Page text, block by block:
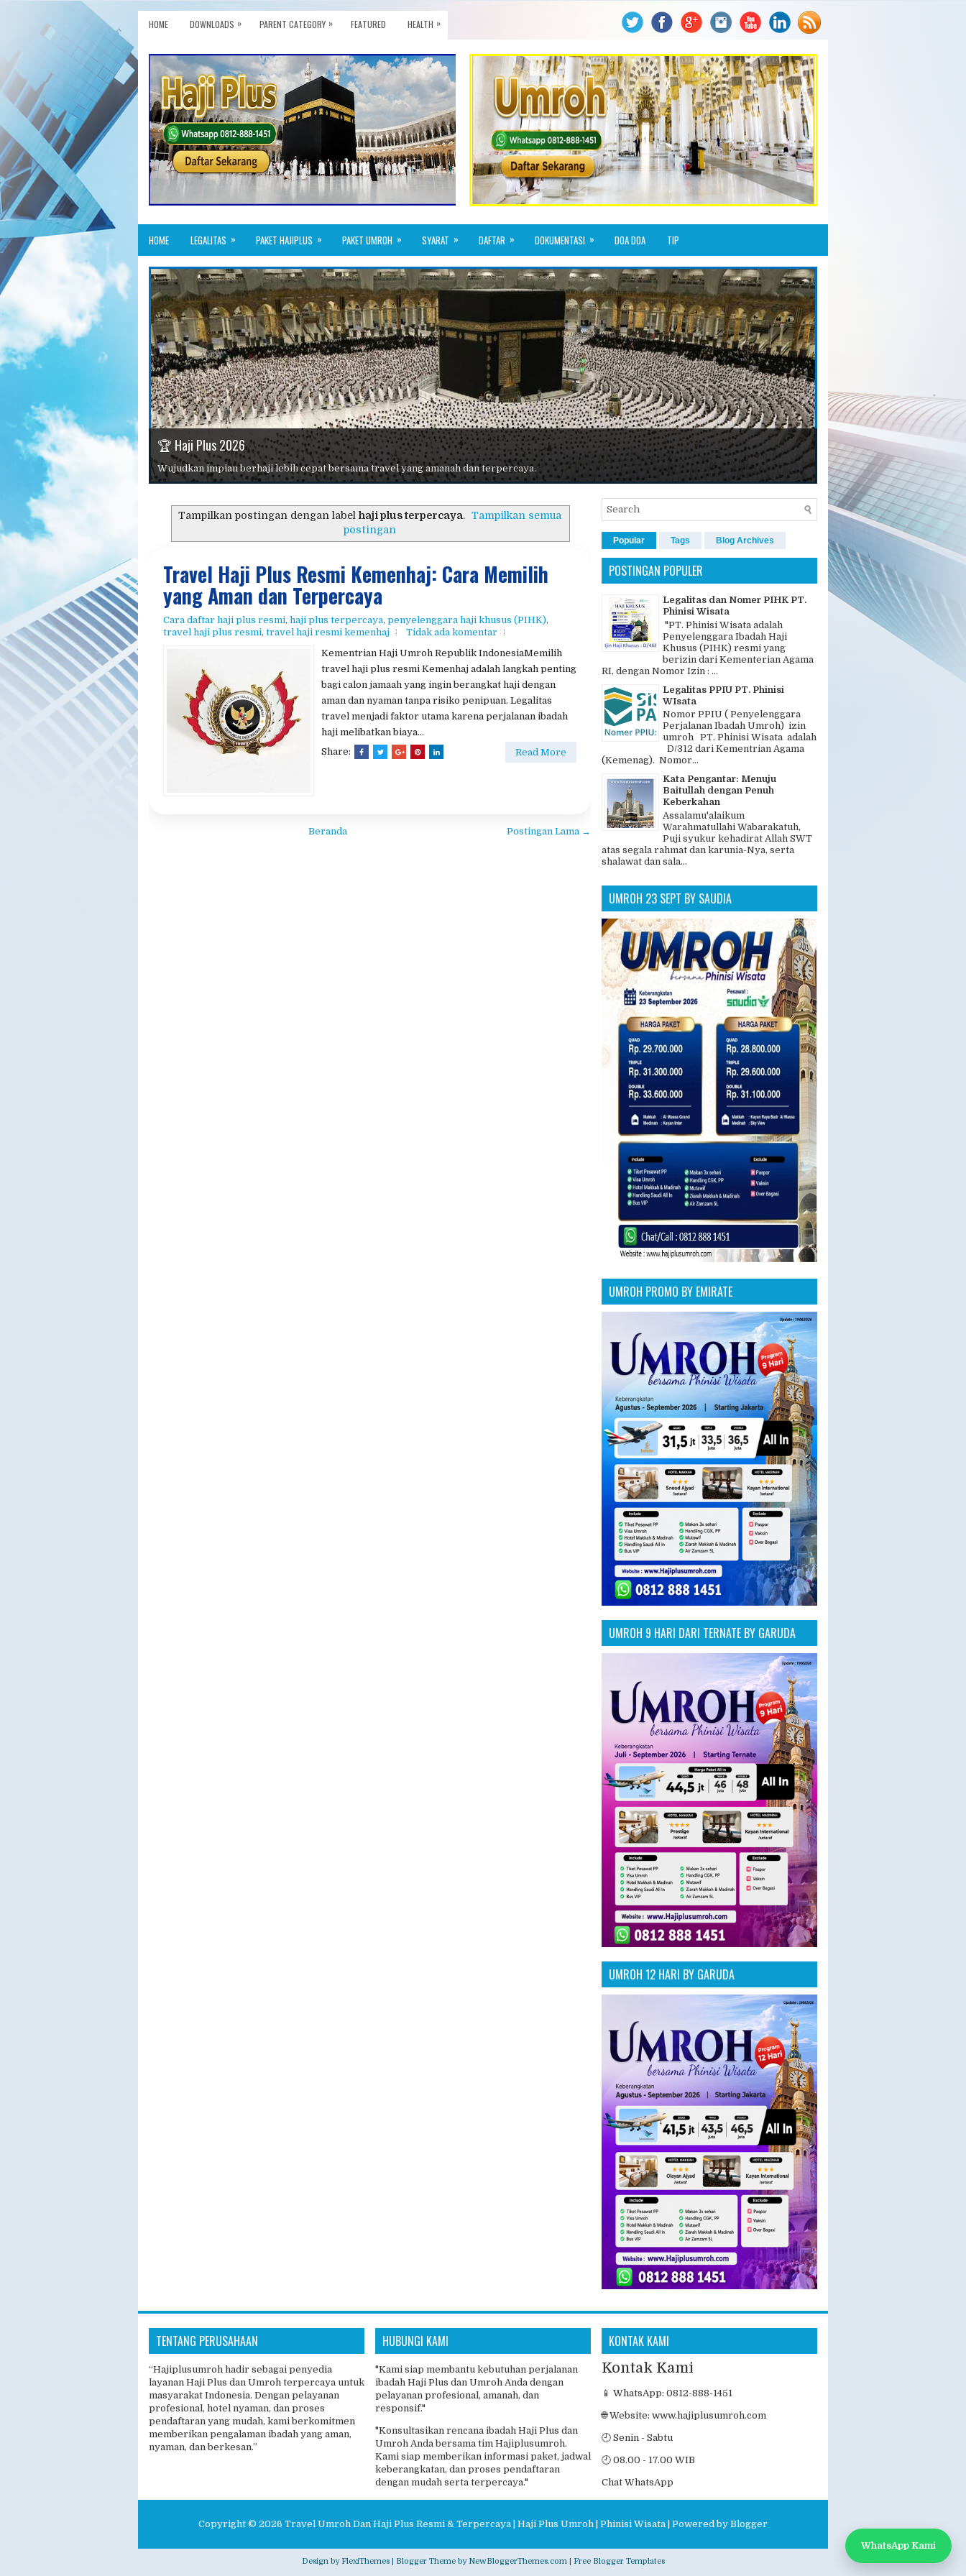
HOME DOWNLOADS » PARENT CATEGORY » FEATURED HEALTH »
HOME LEGALITAS » PAKET HAJIPLUS » PAKET UMROH » SYARAT » DAFTAR » DOKUMENTASI » DOA DOA TIP
🏆 Haji Plus 2026
🕋 Umroh 2026
Pilihan paket lengkap dengan harga terbaik, maskapai premium, hotel nyaman, dan pelayanan maksimal.
⭐ Mengapa Memilih Kami?
📖 Panduan Haji Dan Umroh
📱 Konsultasi Dan Pendaftaran
Tampilkan postingan dengan label haji plus terpercaya
postingan
Travel Haji Plus Resmi Kemenhaj: Cara Memilih
yang Aman dan Terpercaya
Cara daftar haji plus resmi ,haji plus terpercaya,penyelenggara haji khusus (PIHK),
travel haji plus resmi,travel haji resmi kemenhaj
Kementrian Haji Umroh Republik IndonesiaMemilih
travel haji plus resmi Kemenhaj adalah langkah penting
haji melibatkan biaya...
Popular Tags Blog Archives
POSTINGAN POPULER
Legalitas dan Nomer PIHK PT.
Phinisi Wisata
"PT. Phinisi Wisata adalah
Penyelenggara Ibadah Haji
Khusus (PIHK) resmi yang
berizin dari Kementerian Agama
RI, dengan Nomor Izin : ...
Legalitas PPIU PT. Phinisi
WIsata
Nomor PPIU ( Penyelenggara
Perjalanan Ibadah Umroh) izin
umroh PT. Phinisi Wisata adalah
D/312 dari Kementrian Agama
(Kemenag). Nomor...
Baitullah dengan Penuh
Keberkahan
Assalamu'alaikum
Warahmatullahi Wabarakatuh,
Puji syukur kehadirat Allah SWT
atas segala rahmat dan karunia-Nya, serta
shalawat dan sala...
UMROH 23 SEPT BY SAUDIA
UMROH PROMO BY EMIRATE
UMROH 9 HARI DARI TERNATE BY GARUDA
UMROH 12 HARI BY GARUDA
TENTANG PERUSAHAAN
profesional, hotel nyaman, dan proses
memberikan pengalaman ibadah yang aman,
HUBUNGI KAMI
"Kami siap membantu kebutuhan perjalanan
ibadah Haji Plus dan Umroh Anda dengan
pelayanan profesional, amanah, dan
responsif."
"Konsultasikan rencana ibadah Haji Plus dan
Kami siap memberikan informasi paket, jadwal
keberangkatan, dan proses pendaftaran
KONTAK KAMI
Kontak Kami
📱 WhatsApp: 0812-888-1451
WhatsApp Kami